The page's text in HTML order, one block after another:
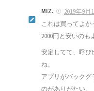
MIZ.
2019年9月
これは買ってよか
2000円と安いのも
安定してて、呼び
ね。
アプリがバック
のがありがたい。